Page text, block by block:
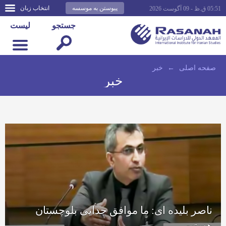
انتخاب زبان پیوستن به موسسه 05:51 ق.ظ - 09 آگوست 2026
لیست جستجو
صفحه اصلى ← خبر
خبر
ناصر بليده ای: ما موافق جدایی بلوچستان